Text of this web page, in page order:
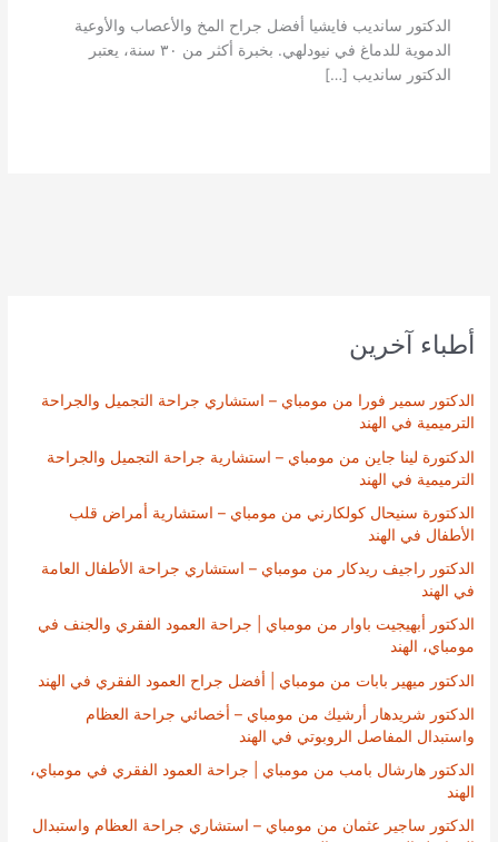
أطباء آخرين
الدكتور سمير فورا من مومباي – استشاري جراحة التجميل والجراحة
الترميمية في الهند
الدكتورة لينا جاين من مومباي – استشارية جراحة التجميل والجراحة
الترميمية في الهند
الدكتورة سنيحال كولكارني من مومباي – استشارية أمراض قلب
الأطفال في الهند
الدكتور راجيف ريدكار من مومباي – استشاري جراحة الأطفال العامة
في الهند
الدكتور أبهيجيت باوار من مومباي | جراحة العمود الفقري والجنف في
مومباي، الهند
الدكتور ميهير بابات من مومباي | أفضل جراح العمود الفقري في الهند
الدكتور شريدهار أرشيك من مومباي – أخصائي جراحة العظام
واستبدال المفاصل الروبوتي في الهند
الدكتور هارشال بامب من مومباي | جراحة العمود الفقري في مومباي،
الهند
الدكتور ساجير عثمان من مومباي – استشاري جراحة العظام واستبدال
الدكتور سانديب فايشيا أفضل جراح المخ والأعصاب والأوعية
الدموية للدماغ في نيودلهي. بخبرة أكثر من ٣٠ سنة، يعتبر
الدكتور سانديب […]